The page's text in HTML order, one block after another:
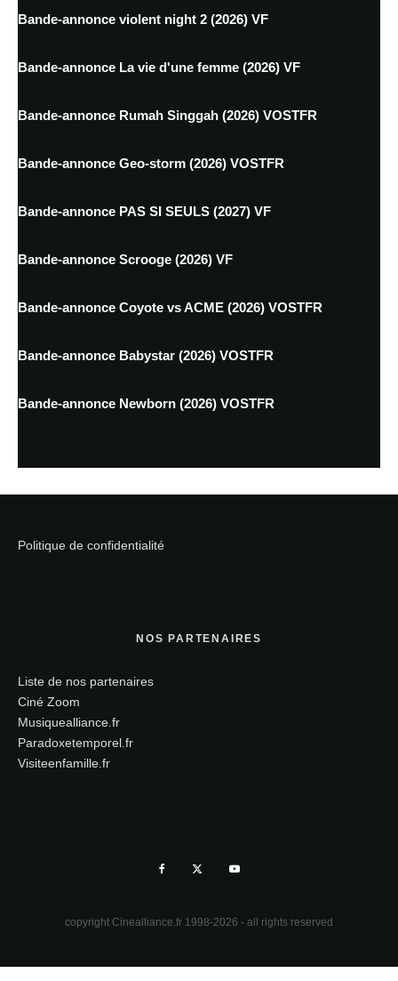
Bande-annonce violent night 2 (2026) VF
Bande-annonce La vie d'une femme (2026) VF
Bande-annonce Rumah Singgah (2026) VOSTFR
Bande-annonce Geo-storm (2026) VOSTFR
Bande-annonce PAS SI SEULS (2027) VF
Bande-annonce Scrooge (2026) VF
Bande-annonce Coyote vs ACME (2026) VOSTFR
Bande-annonce Babystar (2026) VOSTFR
Bande-annonce Newborn (2026) VOSTFR
Politique de confidentialité
NOS PARTENAIRES
Liste de nos partenaires
Ciné Zoom
Musiquealliance.fr
Paradoxetemporel.fr
Visiteenfamille.fr
copyright Cinealliance.fr 1998-2026 - all rights reserved